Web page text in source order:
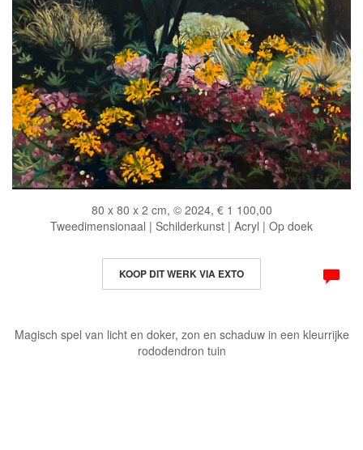
80 x 80 x 2 cm, © 2024, € 1 100,00
Tweedimensionaal | Schilderkunst | Acryl | Op doek
KOOP DIT WERK VIA EXTO
Magisch spel van licht en doker, zon en schaduw in een kleurrijke
rododendron tuin